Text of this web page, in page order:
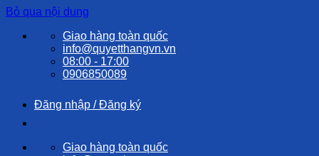
Bỏ qua nội dung
Giao hàng toàn quốc
info@quyetthangvn.vn
08:00 - 17:00
0906850089
Đăng nhập / Đăng ký
Giao hàng toàn quốc